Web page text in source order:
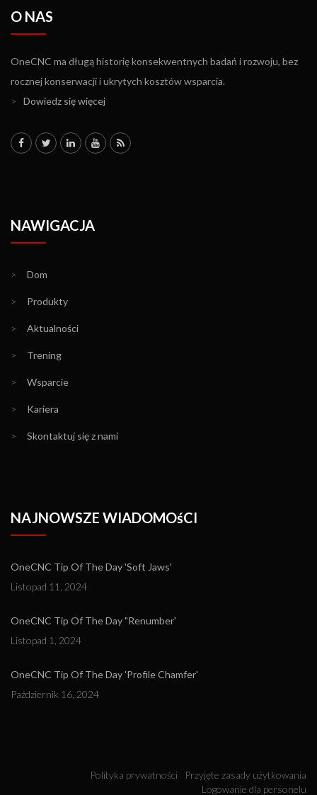
O NAS
OneCNC ma długą historię konsekwentnych badań i rozwoju, bez
rocznej konserwacji i ukrytych kosztów wsparcia.
>
Dowiedz się więcej
NAWIGACJA
> Dom
> Produkty
> Aktualności
> Trening
> Wsparcie
> Kariera
> Skontaktuj się z nami
NAJNOWSZE WIADOMOśCI
OneCNC Tip Of The Day 'Soft Jaws'
Listopad 11, 2024
OneCNC Tip Of The Day "Renumber'
Listopad 1, 2024
OneCNC Tip Of The Day 'Profile Chamfer'
Październik 16, 2024
Polityka prywatności
Przyjęte zasady użytkowania
Logowanie dla personelu